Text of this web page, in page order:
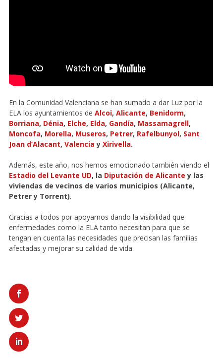
En la Comunidad Valenciana se han sumado a dar Luz por la
ELA los ayuntamientos de Alcoi, Alicante, Benidorm,
Borriana, Dénia, Elche, Elda, Gandía, Massamagrell,
Moncofa, Morella, Museros, Petrer, Rafelbunyol, Sant
Joan d’Alacant, Valenciay Xirivella.
Además, este año, nos hemos emocionado también viendo el
Estadio del Levante UD, la Diputación de Alicante y las
viviendas de vecinos de varios municipios (Alicante,
Petrer y Torrent).
Gracias a todos por apoyarnos dando la visibilidad que
enfermedades como la ELA tanto necesitan para que se
tengan en cuenta las necesidades que precisan las familias
afectadas y mejorar su calidad de vida.